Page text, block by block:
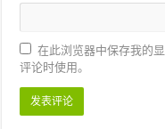
在此浏览器中保存我的
评论时使用。